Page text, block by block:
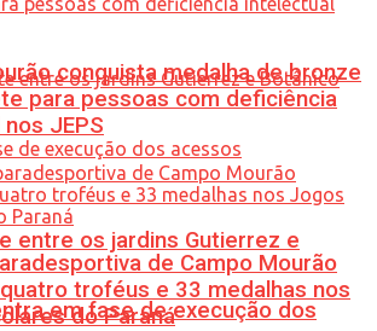
entre os jardins Gutierrez e
em fase de execução dos
conquista medalha de bronze
para pessoas com deficiência
JEPS
de Campo Mourão
troféus e 33 medalhas nos
do Paraná